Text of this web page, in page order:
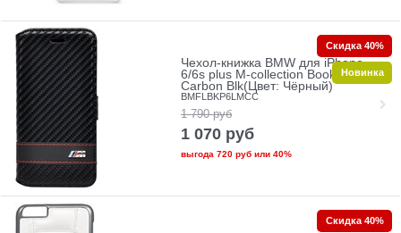
Чехол-книжка BMW для iPhone
6/6s plus M-collection Booktype
Carbon Blk(Цвет: Чёрный)
BMFLBKP6LMCC
1 790 руб
1 070 руб
выгода 720 рубили 40%
Скидка 40%
Новинка
Скидка 40%